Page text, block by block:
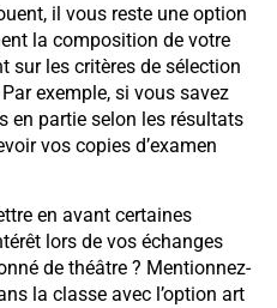
il vous reste une option
la composition de votre
sur les critères de sélection
exemple, si vous savez
en partie selon les résultats
vos copies d’examen
en avant certaines
lors de vos échanges
de théâtre ? Mentionnez-
la classe avec l’option art